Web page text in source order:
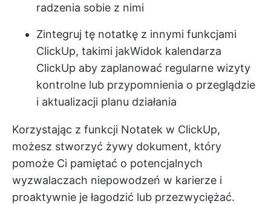
radzenia sobie z nimi
Zintegruj tę notatkę z innymi funkcjami
ClickUp, takimi jakWidok kalendarza
ClickUp aby zaplanować regularne wizyty
kontrolne lub przypomnienia o przeglądzie
i aktualizacji planu działania
Korzystając z funkcji Notatek w ClickUp,
możesz stworzyć żywy dokument, który
pomoże Ci pamiętać o potencjalnych
wyzwalaczach niepowodzeń w karierze i
proaktywnie je łagodzić lub przezwyciężać.